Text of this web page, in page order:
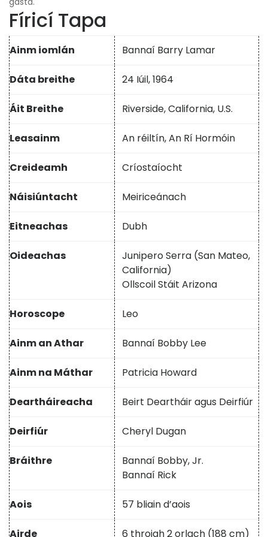
Fíricí Tapa
Ainm iomlán Bannaí Barry Lamar
Dáta breithe 24 Iúil, 1964
Áit Breithe Riverside, California, U.S.
Leasainm An réiltín, An Rí Hormóin
Creideamh Críostaíocht
Náisiúntacht Meiriceánach
Eitneachas Dubh
Oideachas
Junipero Serra (San Mateo,
California)
Ollscoil Stáit Arizona
Horoscope Leo
Ainm an Athar Bannaí Bobby Lee
Ainm na Máthar Patricia Howard
Deartháireacha Beirt Deartháir agus Deirfiúr
Deirfiúr Cheryl Dugan
Bráithre
Bannaí Bobby, Jr.
Bannaí Rick
Aois 57 bliain d’aois
Airde 6 throigh 2 orlach (188 cm)